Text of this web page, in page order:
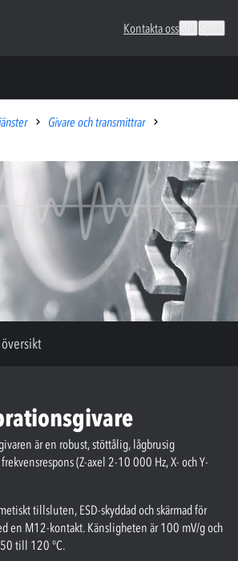
Kontakta oss
Givare och transmittrar
är en robust, stöttålig, lågbrusig
(Z-axel 2-10 000 Hz, X- och Y-
tillsluten, ESD-skyddad och skärmad för
en M12-kontakt. Känsligheten är 100 mV/g och
till 120 °C.